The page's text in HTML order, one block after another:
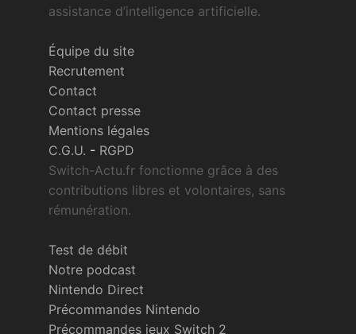
assistance d’intelligence artificielle.
Équipe du site
Recrutement
Contact
Contact presse
Mentions légales
C.G.U. - RGPD
Switch-Actu.fr fonctionne grâce à des
contributions libres et volontaires, sans
rémunération.
Test de débit
Notre podcast
Nintendo Direct
Précommandes Nintendo
Précommandes jeux Switch 2